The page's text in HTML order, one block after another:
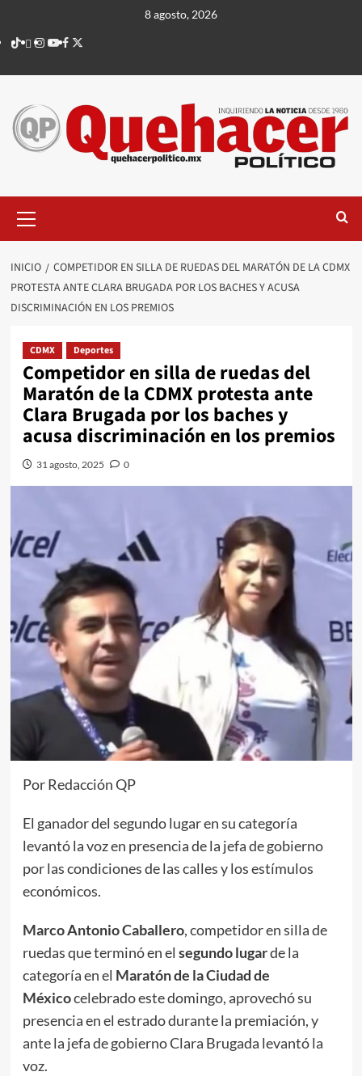
contenido
8 agosto, 2026
TikTok
threads
Instagram
Youtube
Facebook
X
principal
INICIO
COMPETIDOR EN SILLA DE RUEDAS DEL MARATÓN DE LA CDMX
PROTESTA ANTE CLARA BRUGADA POR LOS BACHES Y ACUSA
DISCRIMINACIÓN EN LOS PREMIOS
CDMX Deportes
Competidor en silla de ruedas del
Maratón de la CDMX protesta ante
Clara Brugada por los baches y
acusa discriminación en los premios
31 agosto, 2025 0
Por Redacción QP
El ganador del segundo lugar en su categoría
levantó la voz en presencia de la jefa de gobierno
por las condiciones de las calles y los estímulos
económicos.
Marco Antonio Caballero, competidor en silla de
ruedas que terminó en el segundo lugarde la
categoría en el Maratón de la Ciudad de
Méxicocelebrado este domingo, aprovechó su
presencia en el estrado durante la premiación, y
ante la jefa de gobierno Clara Brugada levantó la
voz.